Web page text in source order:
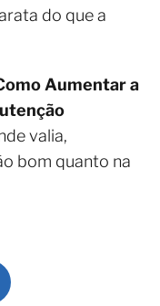
do que a
Aumentar a
valia,
bom quanto na